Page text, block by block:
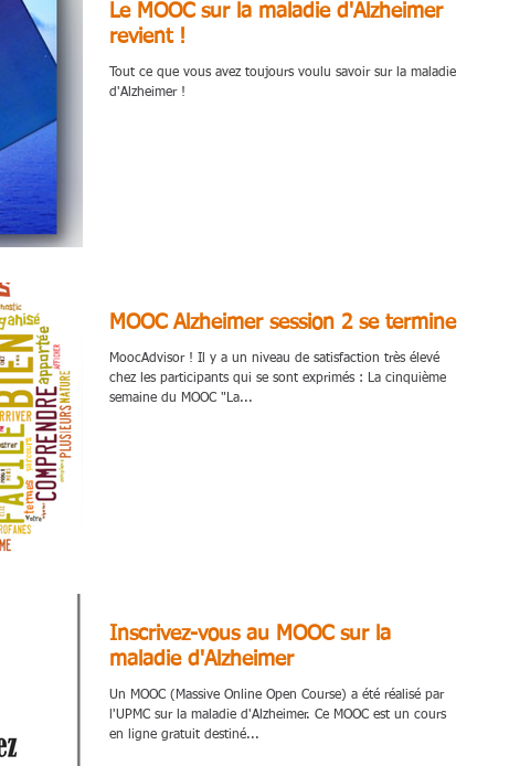
Le MOOC sur la maladie d'Alzheimer
revient !
Tout ce que vous avez toujours voulu savoir sur la maladie
d'Alzheimer !
MOOC Alzheimer session 2 se termine
MoocAdvisor ! Il y a un niveau de satisfaction très élevé
chez les participants qui se sont exprimés : La cinquième
semaine du MOOC "La...
Inscrivez-vous au MOOC sur la
maladie d'Alzheimer
Un MOOC (Massive Online Open Course) a été réalisé par
l'UPMC sur la maladie d'Alzheimer. Ce MOOC est un cours
en ligne gratuit destiné...